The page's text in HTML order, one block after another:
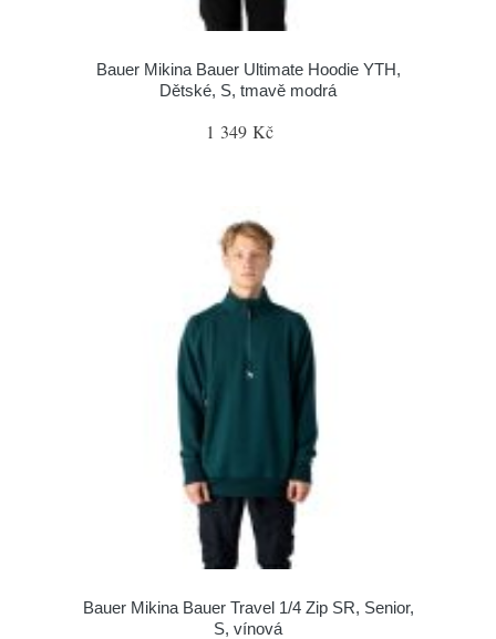
Bauer Mikina Bauer Ultimate Hoodie YTH,
Dětské, S, tmavě modrá
1 349 Kč
Bauer Mikina Bauer Travel 1/4 Zip SR, Senior,
S, vínová